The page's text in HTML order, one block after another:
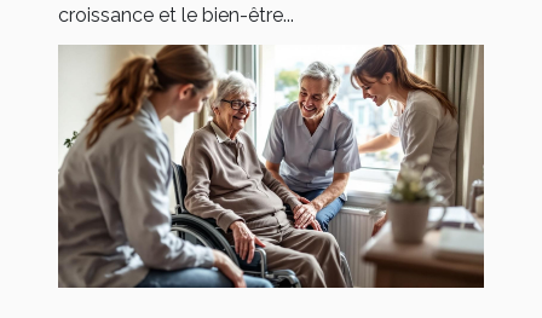
croissance et le bien-être...